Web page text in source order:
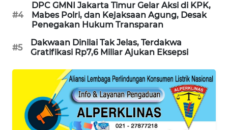
#4
DPC GMNI Jakarta Timur Gelar Aksi di KPK,
Mabes Polri, dan Kejaksaan Agung, Desak
Penegakan Hukum Transparan
#5
Dakwaan Dinilai Tak Jelas, Terdakwa
Gratifikasi Rp7,6 Miliar Ajukan Eksepsi
FORWAMKI
NEWS
SITUNGIR